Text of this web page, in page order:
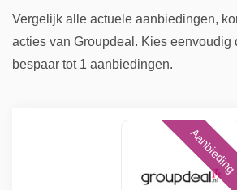
Vergelijk alle actuele aanbiedingen,
acties van Groupdeal. Kies eenvoudig
bespaar tot 1 aanbiedingen.